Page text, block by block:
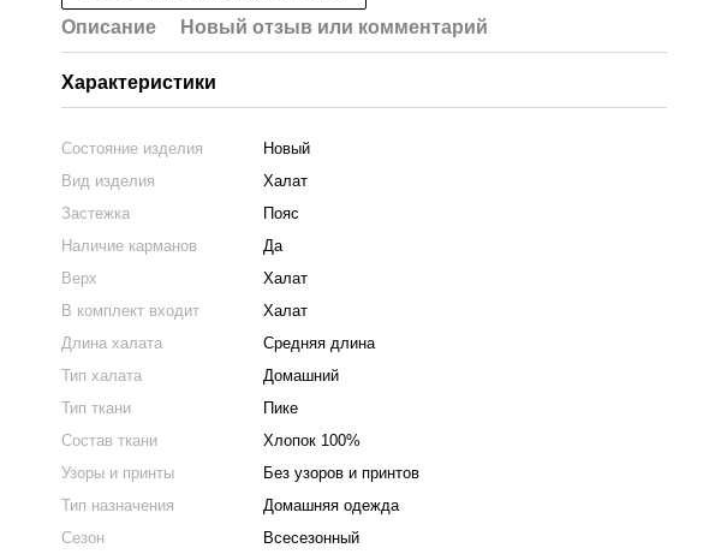
Описание Новый отзыв или комментарий
Характеристики
Состояние изделия
Новый
Вид изделия
Халат
Застежка
Пояс
Наличие карманов
Да
Верх
Халат
В комплект входит
Халат
Длина халата
Средняя длина
Тип халата
Домашний
Тип ткани
Пике
Состав ткани
Хлопок 100%
Узоры и принты
Без узоров и принтов
Тип назначения
Домашняя одежда
Сезон
Всесезонный